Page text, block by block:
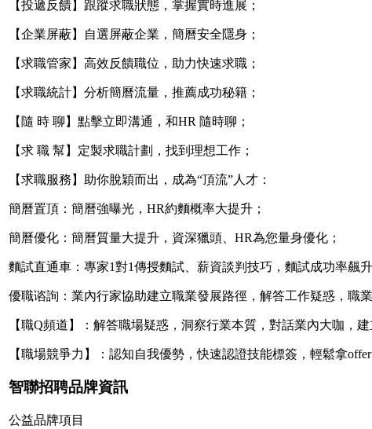
【投遞反饋】跟蹤求職狀態，掌握實時進展；
【企業屏蔽】自選屏蔽企業，簡曆安全隱身；
【求職管家】高效反饋職位，助力快速求職；
【求職統計】分析簡曆流量，推薦成功秘籍；
【隨 時 聊】點擊立即溝通，和HR 隨時聊；
【求 職 幫】定製求職計劃，找到理想工作；
【求職服務】助你脫穎而出，成為“頂流”人才：
簡曆置頂：簡曆強曝光，HR約麵概率大提升；
簡曆優化：簡曆質量大提升，資深獵頭、HR為您量身優化；
麵試直通車：專家1對1傳授麵試、薪資談判技巧，麵試成功率飆升
優職谘詢：業內行家協助建立職業發展路徑，解答工作疑惑，職
【職Q頻道】：解答職場疑惑，洞察行業本質，對話業內大咖，建
【職場競爭力】：認知自我優勢，快速認證技能標簽，輕鬆拿offer
智聯招聘品牌資訊
公益品牌項目